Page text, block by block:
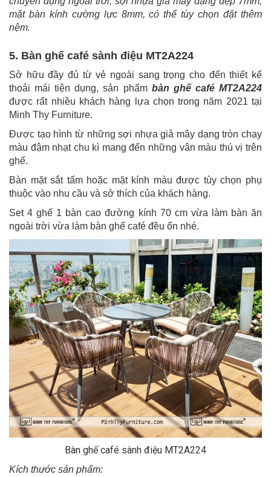
mặt bàn kính cường lực 8mm, có thể tùy chọn đặt thêm
nệm.
5. Bàn ghế café sành điệu MT2A224
Sở hữu đầy đủ từ vẻ ngoài sang trọng cho đến thiết kế
thoải mái tiện dụng, sản phẩm bàn ghế café MT2A224
được rất nhiều khách hàng lựa chọn trong năm 2021 tại
Minh Thy Furniture.
Được tạo hình từ những sợi nhựa giả mây dạng tròn chạy
màu đậm nhạt chu kì mang đến những vân màu thú vị trên
ghế.
Bàn mặt sắt tấm hoặc mặt kính màu được tùy chọn phụ
thuộc vào nhu cầu và sở thích của khách hàng.
Set 4 ghế 1 bàn cao đường kính 70 cm vừa làm bàn ăn
ngoài trời vừa làm bàn ghế café đều ổn nhé.
Bàn ghế café sành điệu MT2A224
Kích thước sản phẩm: